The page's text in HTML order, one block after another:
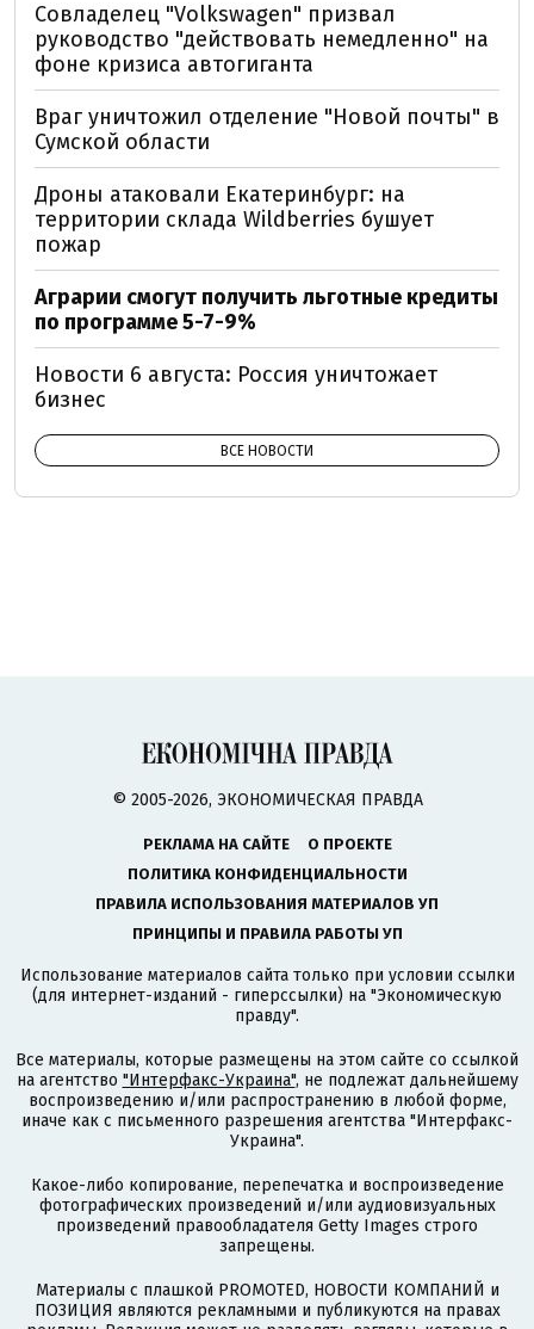
Совладелец "Volkswagen" призвал
руководство "действовать немедленно" на
фоне кризиса автогиганта
Враг уничтожил отделение "Новой почты" в
Сумской области
Дроны атаковали Екатеринбург: на
территории склада Wildberries бушует
пожар
Аграрии смогут получить льготные кредиты
по программе 5-7-9%
Новости 6 августа: Россия уничтожает
бизнес
ВСЕ НОВОСТИ
© 2005-2026, ЭКОНОМИЧЕСКАЯ ПРАВДА
РЕКЛАМА НА САЙТЕ
О ПРОЕКТЕ
ПОЛИТИКА КОНФИДЕНЦИАЛЬНОСТИ
ПРАВИЛА ИСПОЛЬЗОВАНИЯ МАТЕРИАЛОВ УП
ПРИНЦИПЫ И ПРАВИЛА РАБОТЫ УП
Использование материалов сайта только при условии ссылки
(для интернет-изданий - гиперссылки) на "Экономическую
правду".
Все материалы, которые размещены на этом сайте со ссылкой
на агентство "Интерфакс-Украина", не подлежат дальнейшему
воспроизведению и/или распространению в любой форме,
иначе как с письменного разрешения агентства "Интерфакс-
Украина".
Какое-либо копирование, перепечатка и воспроизведение
фотографических произведений и/или аудиовизуальных
произведений правообладателя Getty Images строго
запрещены.
Материалы с плашкой PROMOTED, НОВОСТИ КОМПАНИЙ и
ПОЗИЦИЯ являются рекламными и публикуются на правах